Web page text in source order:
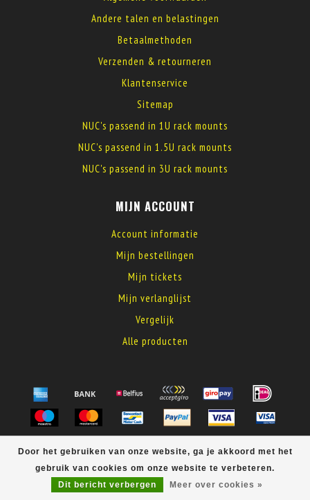
Door het gebruiken van onze website, ga je akkoord met het
gebruik van cookies om onze website te verbeteren.
Dit bericht verbergen
Meer over cookies »
Andere talen en belastingen
Betaalmethoden
Verzenden & retourneren
Klantenservice
Sitemap
NUC's passend in 1U rack mounts
NUC's passend in 1.5U rack mounts
NUC's passend in 3U rack mounts
MIJN ACCOUNT
Account informatie
Mijn bestellingen
Mijn tickets
Mijn verlanglijst
Vergelijk
Alle producten
© Copyright 2026 MyElectronics